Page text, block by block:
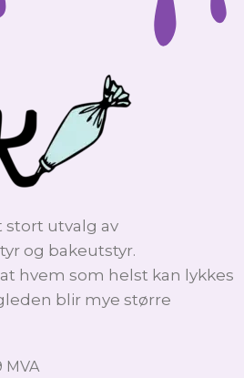
stort utvalg av
og bakeutstyr.
hvem som helst kan lykkes
blir mye større
MVA